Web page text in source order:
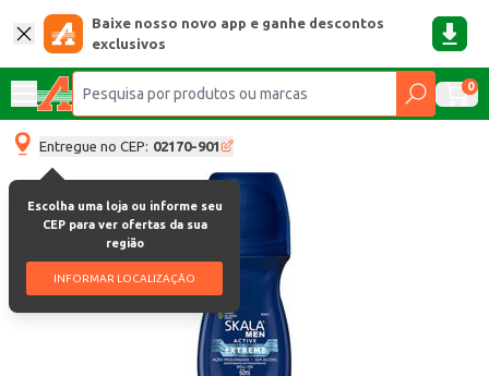
Baixe nosso novo app e ganhe descontos
exclusivos
0
Entregue no CEP: 02170-901
Escolha uma loja ou informe seu
CEP para ver ofertas da sua
região
INFORMAR LOCALIZAÇÃO